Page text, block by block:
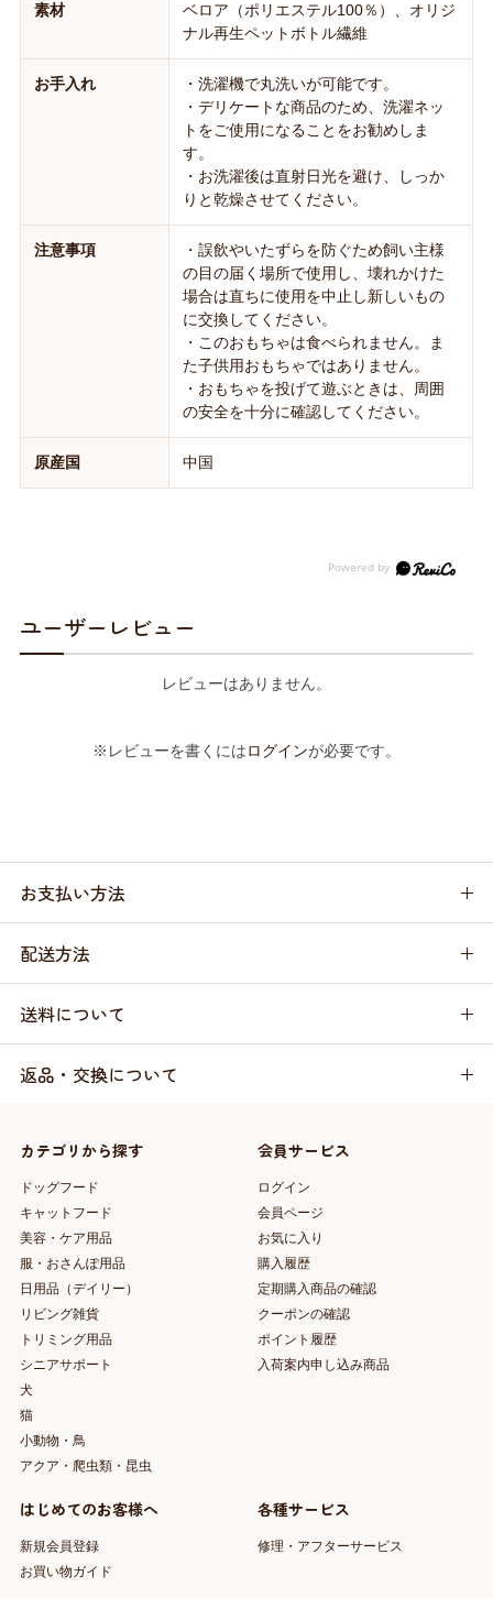
素材
ベロア（ポリエステル100％）、オリジ
ナル再生ペットボトル繊維
お手入れ
・洗濯機で丸洗いが可能です。
・デリケートな商品のため、洗濯ネッ
トをご使用になることをお勧めしま
す。
・お洗濯後は直射日光を避け、しっか
りと乾燥させてください。
注意事項
・誤飲やいたずらを防ぐため飼い主様
の目の届く場所で使用し、壊れかけた
場合は直ちに使用を中止し新しいもの
に交換してください。
・このおもちゃは食べられません。ま
た子供用おもちゃではありません。
・おもちゃを投げて遊ぶときは、周囲
の安全を十分に確認してください。
原産国 中国
ユーザーレビュー
レビューはありません。
※レビューを書くにはログインが必要です。
お支払い方法
配送方法
送料について
返品・交換について
カテゴリから探す
ドッグフード
キャットフード
美容・ケア用品
服・おさんぽ用品
日用品（デイリー）
リビング雑貨
トリミング用品
シニアサポート
犬
猫
小動物・鳥
アクア・爬虫類・昆虫
会員サービス
ログイン
会員ページ
お気に入り
購入履歴
定期購入商品の確認
クーポンの確認
ポイント履歴
入荷案内申し込み商品
はじめてのお客様へ
新規会員登録
お買い物ガイド
各種サービス
修理・アフターサービス